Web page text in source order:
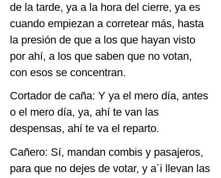
de la tarde, ya a la hora del cierre, ya es
cuando empiezan a corretear más, hasta
la presión de que a los que hayan visto
por ahí, a los que saben que no votan,
con esos se concentran.
Cortador de caña: Y ya el mero día, antes
o el mero día, ya, ahí te van las
despensas, ahí te va el reparto.
Cañero: Sí, mandan combis y pasajeros,
para que no dejes de votar, y a´i llevan las